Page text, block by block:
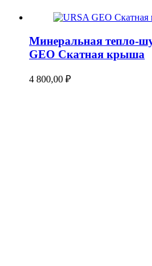
Минеральная тепло-
GEO Скатная крыша
4 800,00 ₽